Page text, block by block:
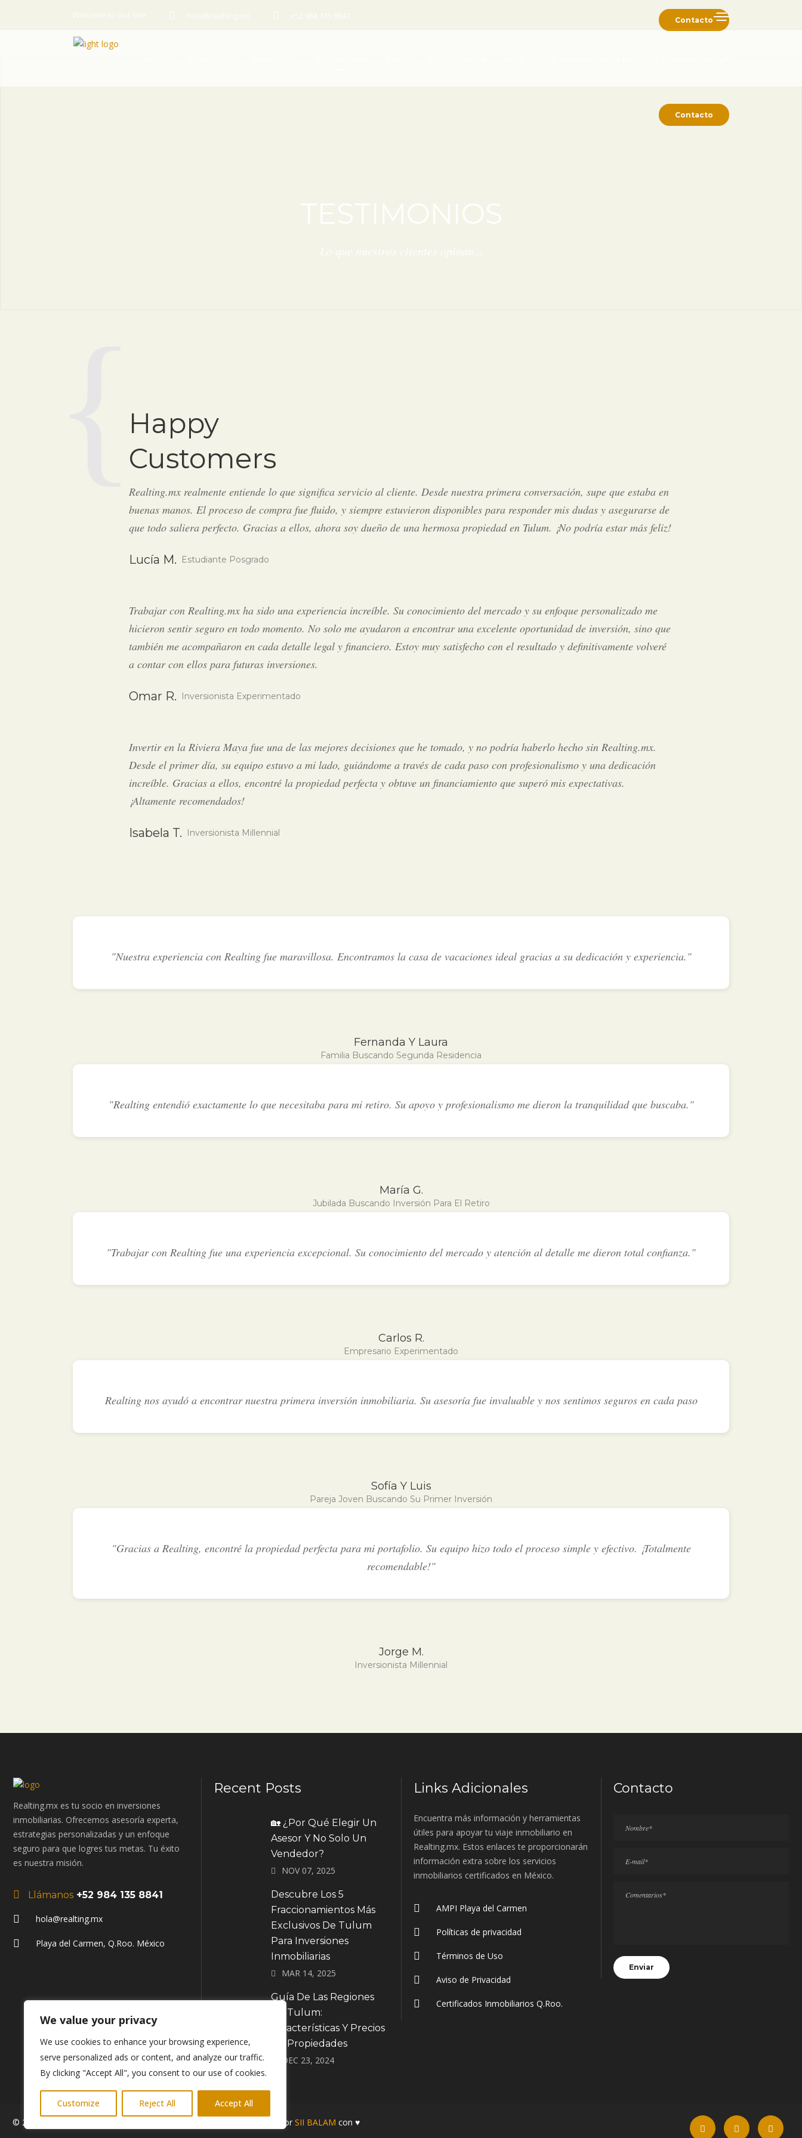
We value your privacy
We use cookies to enhance your browsing experience,
serve personalized ads or content, and analyze our traffic.
By clicking "Accept All", you consent to our use of cookies.
Customize Reject All Accept All
Welcome to Our Site hola@realting.mx +52 984 135 8841
Contacto
Contacto
TESTIMONIOS
Lo que nuestros clientes opinan...
Happy
Customers
Realting.mx realmente entiende lo que significa servicio al cliente. Desde nuestra primera conversación, supe que estaba en
buenas manos. El proceso de compra fue fluido, y siempre estuvieron disponibles para responder mis dudas y asegurarse de
que todo saliera perfecto. Gracias a ellos, ahora soy dueño de una hermosa propiedad en Tulum. ¡No podría estar más feliz!
Lucía M. Estudiante Posgrado
Trabajar con Realting.mx ha sido una experiencia increíble. Su conocimiento del mercado y su enfoque personalizado me
hicieron sentir seguro en todo momento. No solo me ayudaron a encontrar una excelente oportunidad de inversión, sino que
también me acompañaron en cada detalle legal y financiero. Estoy muy satisfecho con el resultado y definitivamente volveré
a contar con ellos para futuras inversiones.
Omar R. Inversionista Experimentado
Invertir en la Riviera Maya fue una de las mejores decisiones que he tomado, y no podría haberlo hecho sin Realting.mx.
Desde el primer día, su equipo estuvo a mi lado, guiándome a través de cada paso con profesionalismo y una dedicación
increíble. Gracias a ellos, encontré la propiedad perfecta y obtuve un financiamiento que superó mis expectativas.
¡Altamente recomendados!
Isabela T. Inversionista Millennial
"Nuestra experiencia con Realting fue maravillosa. Encontramos la casa de vacaciones ideal gracias a su dedicación y experiencia."
Fernanda Y Laura
Familia Buscando Segunda Residencia
"Realting entendió exactamente lo que necesitaba para mi retiro. Su apoyo y profesionalismo me dieron la tranquilidad que buscaba."
María G.
Jubilada Buscando Inversión Para El Retiro
"Trabajar con Realting fue una experiencia excepcional. Su conocimiento del mercado y atención al detalle me dieron total confianza."
Carlos R.
Empresario Experimentado
Realting nos ayudó a encontrar nuestra primera inversión inmobiliaria. Su asesoría fue invaluable y nos sentimos seguros en cada paso
Sofía Y Luis
Pareja Joven Buscando Su Primer Inversión
"Gracias a Realting, encontré la propiedad perfecta para mi portafolio. Su equipo hizo todo el proceso simple y efectivo. ¡Totalmente
recomendable!"
Jorge M.
Inversionista Millennial
Realting.mx es tu socio en inversiones
inmobiliarias. Ofrecemos asesoría experta,
estrategias personalizadas y un enfoque
seguro para que logres tus metas. Tu éxito
es nuestra misión.
Llámanos +52 984 135 8841
hola@realting.mx
Playa del Carmen, Q.Roo. México
Recent Posts
🏡 ¿Por Qué Elegir Un
Asesor Y No Solo Un
Vendedor?
NOV 07, 2025
Descubre Los 5
Fraccionamientos Más
Exclusivos De Tulum
Para Inversiones
Inmobiliarias
MAR 14, 2025
Guía De Las Regiones
De Tulum:
Características Y Precios
De Propiedades
DEC 23, 2024
Links Adicionales
Encuentra más información y herramientas
útiles para apoyar tu viaje inmobiliario en
Realting.mx. Estos enlaces te proporcionarán
información extra sobre los servicios
inmobiliarios certificados en México.
AMPI Playa del Carmen
Políticas de privacidad
Términos de Uso
Aviso de Privacidad
Certificados Inmobiliarios Q.Roo.
Contacto
© 2024 Todos los Derechos Reservados Realting.mx | Desarrollado por SII BALAM con ♥